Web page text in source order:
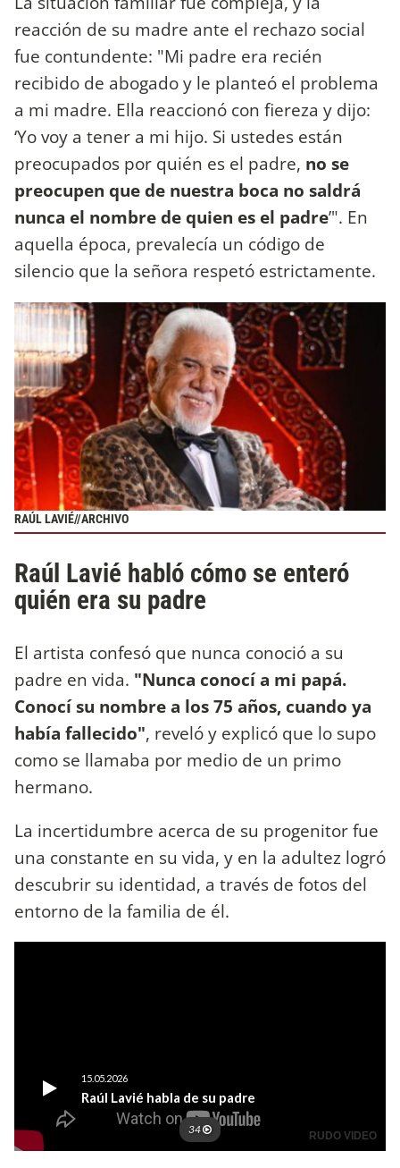
reacción de su madre ante el rechazo social
fue contundente: "Mi padre era recién
recibido de abogado y le planteó el problema
a mi madre. Ella reaccionó con fiereza y dijo:
‘Yo voy a tener a mi hijo. Si ustedes están
preocupados por quién es el padre, no se
preocupen que de nuestra boca no saldrá
nunca el nombre de quien es el padre’". En
aquella época, prevalecía un código de
silencio que la señora respetó estrictamente.
RAÚL LAVIÉ//ARCHIVO
Raúl Lavié habló cómo se enteró
quién era su padre
El artista confesó que nunca conoció a su
padre en vida. "Nunca conocí a mi papá.
Conocí su nombre a los 75 años, cuando ya
había fallecido", reveló y explicó que lo supo
como se llamaba por medio de un primo
hermano.
La incertidumbre acerca de su progenitor fue
una constante en su vida, y en la adultez logró
descubrir su identidad, a través de fotos del
entorno de la familia de él.